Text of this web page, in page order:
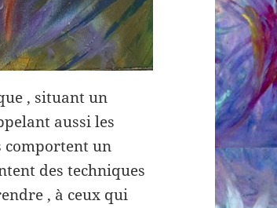
, situant un
aussi les
comportent un
des techniques
, à ceux qui